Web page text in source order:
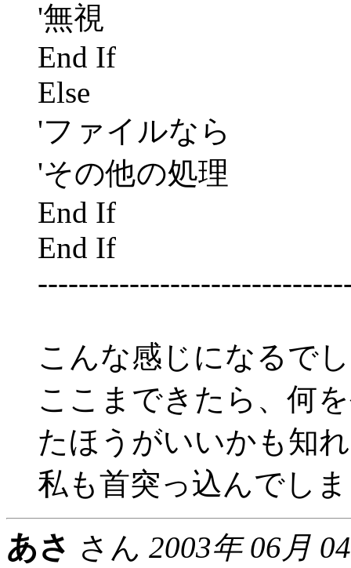
'無視
End If
Else
'ファイルなら
'その他の処理
End If
End If
こんな感じになるで
ここまできたら、何
たほうがいいかも知
私も首突っ込んでし
あさ さん 2003年 06月